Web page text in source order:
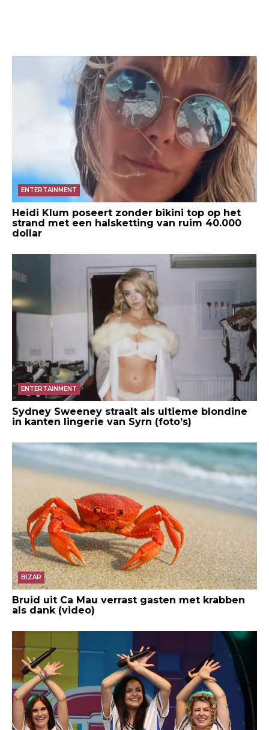
ENTERTAINMENT
Heidi Klum poseert zonder bikini top op het
strand met een halsketting van ruim 40.000
dollar
ENTERTAINMENT
Sydney Sweeney straalt als ultieme blondine
in kanten lingerie van Syrn (foto’s)
BIZAR
Bruid uit Ca Mau verrast gasten met krabben
als dank (video)